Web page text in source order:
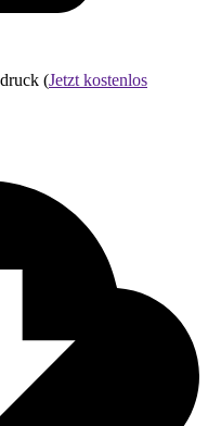
(Jetzt kostenlos